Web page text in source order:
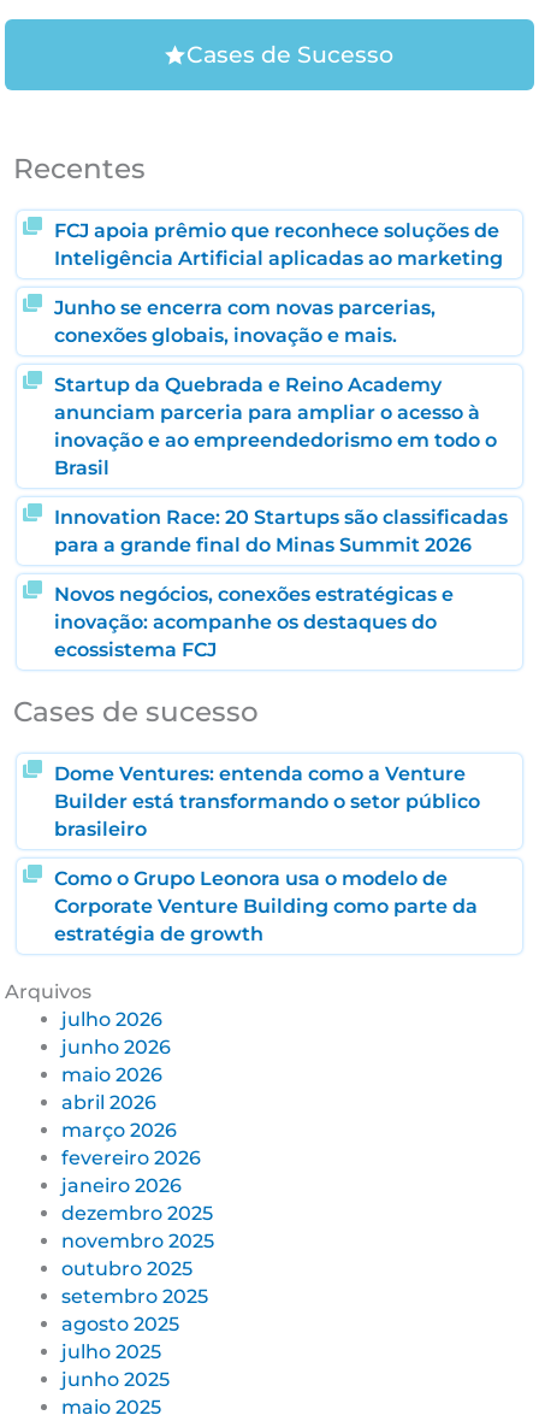
Cases de Sucesso
Recentes
FCJ apoia prêmio que reconhece soluções de
Inteligência Artificial aplicadas ao marketing
Junho se encerra com novas parcerias,
conexões globais, inovação e mais.
Startup da Quebrada e Reino Academy
anunciam parceria para ampliar o acesso à
inovação e ao empreendedorismo em todo o
Brasil
Innovation Race: 20 Startups são classificadas
para a grande final do Minas Summit 2026
Novos negócios, conexões estratégicas e
inovação: acompanhe os destaques do
ecossistema FCJ
Cases de sucesso
Dome Ventures: entenda como a Venture
Builder está transformando o setor público
brasileiro
Como o Grupo Leonora usa o modelo de
Corporate Venture Building como parte da
estratégia de growth
Arquivos
julho 2026
junho 2026
maio 2026
abril 2026
março 2026
fevereiro 2026
janeiro 2026
dezembro 2025
novembro 2025
outubro 2025
setembro 2025
agosto 2025
julho 2025
junho 2025
maio 2025